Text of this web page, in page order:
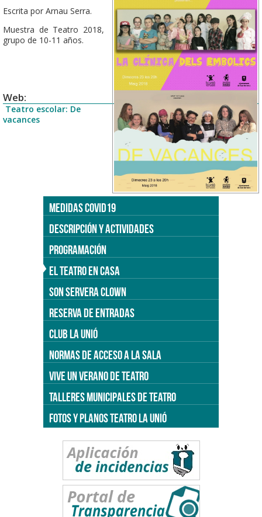
Escrita por Arnau Serra.
Muestra de Teatro 2018,
grupo de 10-11 años.
Web:
Teatro escolar: De
vacances
MEDIDAS COVID19
DESCRIPCIÓN Y ACTIVIDADES
PROGRAMACIÓN
EL TEATRO EN CASA
SON SERVERA CLOWN
RESERVA DE ENTRADAS
CLUB LA UNIÓ
NORMAS DE ACCESO A LA SALA
VIVE UN VERANO DE TEATRO
TALLERES MUNICIPALES DE TEATRO
FOTOS Y PLANOS TEATRO LA UNIÓ